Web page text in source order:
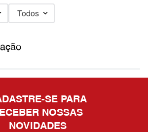
Todos
SE PARA
NOSSAS
NOVIDADES